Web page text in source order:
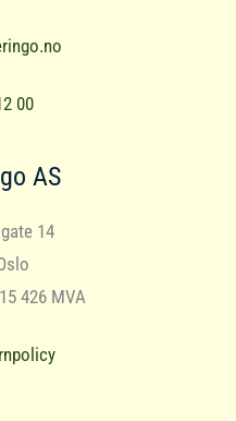
00
AS
14
426 MVA